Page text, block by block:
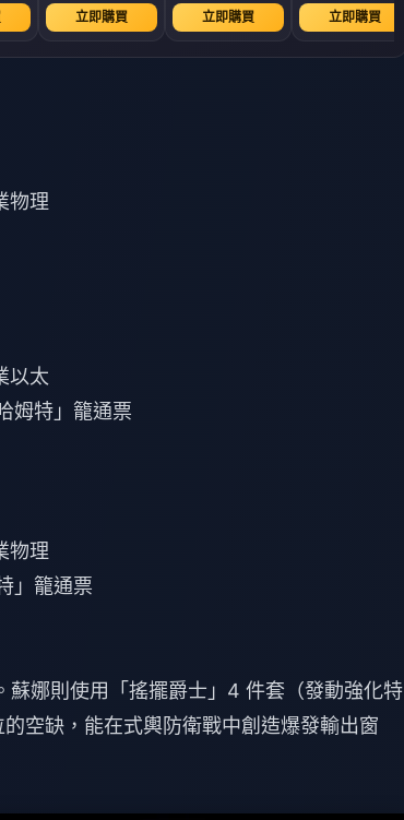
立即購買 立即購買 立即購買
物理
以太
姆特」籠通票
物理
」籠通票
娜則使用「搖擺爵士」4 件套（發動強化特
空缺，能在式輿防衛戰中創造爆發輸出窗